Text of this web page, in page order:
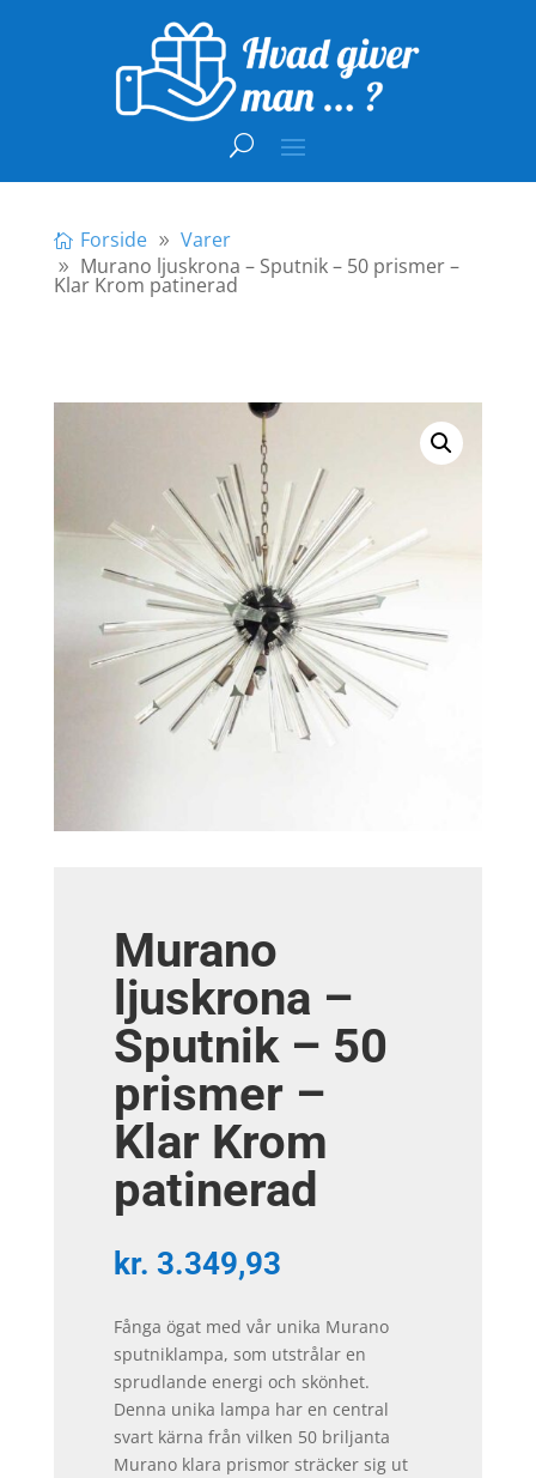
Forside
Varer
Murano ljuskrona – Sputnik – 50 prismer –
Klar Krom patinerad
Murano
ljuskrona –
Sputnik – 50
prismer –
Klar Krom
patinerad
kr. 3.349,93
Fånga ögat med vår unika Murano
sputniklampa, som utstrålar en
sprudlande energi och skönhet.
Denna unika lampa har en central
svart kärna från vilken 50 briljanta
Murano klara prismor sträcker sig ut